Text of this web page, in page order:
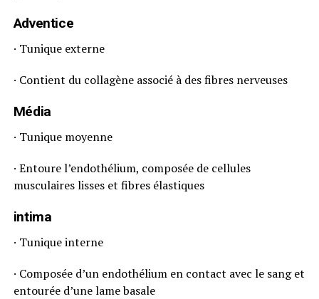
Adventice
· Tunique externe
· Contient du collagène associé à des fibres nerveuses
Média
· Tunique moyenne
· Entoure l’endothélium, composée de cellules
musculaires lisses et fibres élastiques
intima
· Tunique interne
· Composée d’un endothélium en contact avec le sang et
entourée d’une lame basale